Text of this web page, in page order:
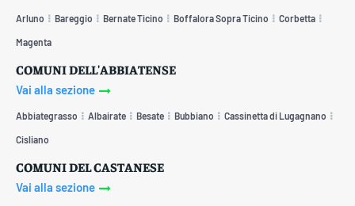
Arluno Bareggio Bernate Ticino Boffalora Sopra Ticino Corbetta
Magenta
COMUNI DELL'ABBIATENSE
Vai alla sezione
Abbiategrasso Albairate Besate Bubbiano Cassinetta di Lugagnano
Cisliano
COMUNI DEL CASTANESE
Vai alla sezione